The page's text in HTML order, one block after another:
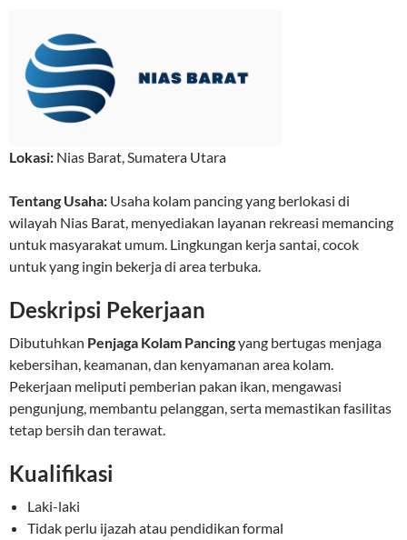
Lokasi: Nias Barat,Sumatera Utara
Tentang Usaha: Usaha kolam pancing yang berlokasi di
wilayah Nias Barat, menyediakan layanan rekreasi memancing
untuk masyarakat umum. Lingkungan kerja santai, cocok
untuk yang ingin bekerja di area terbuka.
Deskripsi Pekerjaan
Dibutuhkan Penjaga Kolam Pancingyang bertugas menjaga
kebersihan, keamanan, dan kenyamanan area kolam.
Pekerjaan meliputi pemberian pakan ikan, mengawasi
pengunjung, membantu pelanggan, serta memastikan fasilitas
tetap bersih dan terawat.
Kualifikasi
Laki-laki
Tidak perlu ijazah atau pendidikan formal